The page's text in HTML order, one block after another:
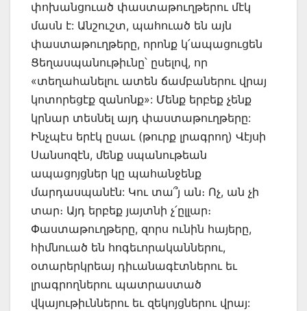
փոխանցուած փաստաթուղթերու մէկ
մասն է: Անշուշտ, պահուած են այն
փաստաթուղթերը, որոնք կ՛ապացուցեն
Ցեղասպանութիւնը՝ ըսելով, որ
«տեղահանելու ատեն ճամբաներու վրայ
կոտորեցէք զանոնք»: Մենք երբեք չենք
կրնար տեսնել այդ փաստաթուղթերը:
Ինչպէս երէկ ըսաւ (թուրք լրագրող) Վէյսի
Սանսոզէն, մենք սպանութեան
ապացոյցներ կը պահանջենք
մարդասպանէն: Կու տա՞յ ան։ Ոչ, ան չի
տար։ Այդ երբեք յայտնի չ՛ըլլար։
Փաստաթուղթերը, զորս ունին հայերը,
հիմնուած են հոգեւորականներու,
օտարերկրեայ դիւանագէտներու եւ
լրագրողներու պատրաստած
վկայութիւններու եւ զեկոյցներու վրայ: